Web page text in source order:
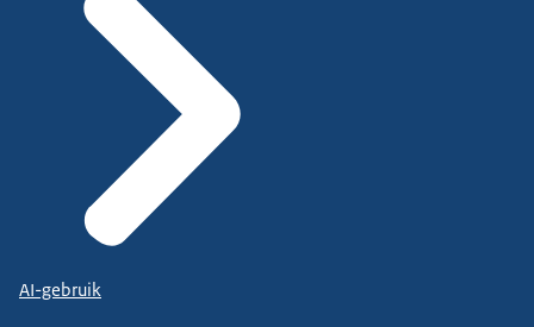
AI-gebruik